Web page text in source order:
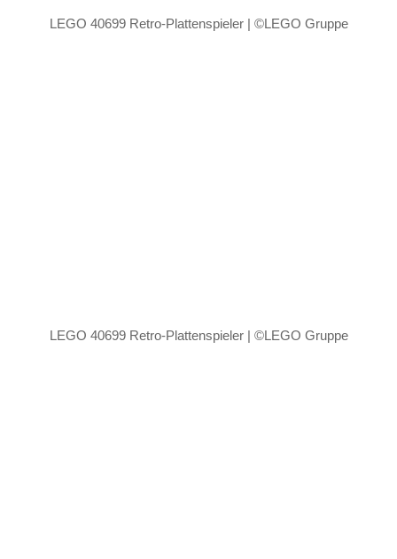
LEGO 40699 Retro-Plattenspieler | ©LEGO Gruppe
LEGO 40699 Retro-Plattenspieler | ©LEGO Gruppe